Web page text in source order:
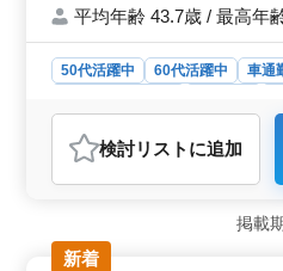
平均年齢 43.7歳 / 最高年
50代活躍中 60代活躍中 車通
会計事務所
おすすめポイント
＜土日祝休み×残業なし＞ 完
み）で予定を立てやすく、残
バランスを整えやすい環境で
られる働き方が魅力です。
検討リスト に追加
掲載
新着